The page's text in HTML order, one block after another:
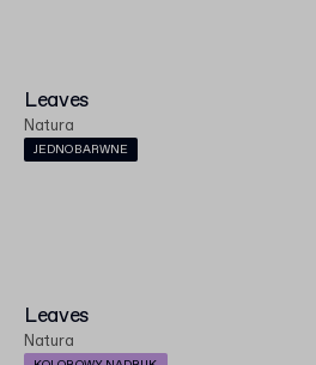
Leaves
Natura
JEDNOBARWNE
Leaves
Natura